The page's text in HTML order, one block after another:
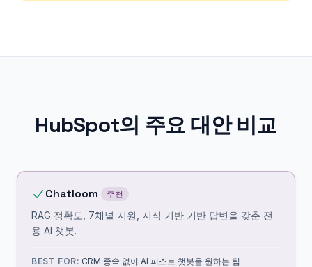
HubSpot의 주요 대안 비교
Chatloom 추천
RAG 정확도, 7채널 지원, 지식 기반 기반 답변을 갖춘 전
용 AI 챗봇.
BEST FOR: CRM 종속 없이 AI 퍼스트 챗봇을 원하는 팀